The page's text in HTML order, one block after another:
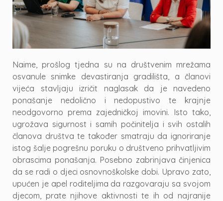
Naime, prošlog tjedna su na društvenim mrežama
osvanule snimke devastiranja gradilišta, a članovi
vijeća stavljaju izričit naglasak da je navedeno
ponašanje nedolično i nedopustivo te krajnje
neodgovorno prema zajedničkoj imovini. Isto tako,
ugrožava sigurnost i samih počinitelja i svih ostalih
članova društva te također smatraju da ignoriranje
istog šalje pogrešnu poruku o društveno prihvatljivim
obrascima ponašanja. Posebno zabrinjava činjenica
da se radi o djeci osnovnoškolske dobi. Upravo zato,
upućen je apel roditeljima da razgovaraju sa svojom
djecom, prate njihove aktivnosti te ih od najranije